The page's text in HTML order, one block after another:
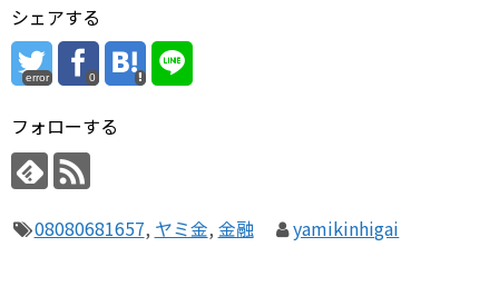
シェアする
error 0
フォローする
08080681657, ヤミ金, 金融 yamikinhigai